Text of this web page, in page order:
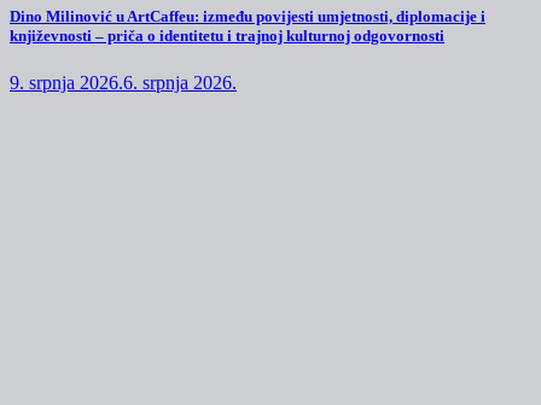
Dino Milinović u ArtCaffeu: između povijesti umjetnosti, diplomacije i
književnosti – priča o identitetu i trajnoj kulturnoj odgovornosti
9. srpnja 2026.6. srpnja 2026.